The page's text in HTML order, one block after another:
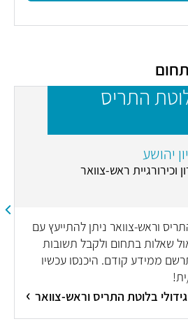
התריס
יהושע
וכירורגיית ראש-צוואר
וראש-צוואר ניתן להתייעץ עם
שאלות בתחום ולקבל תשובות
ממידע קודם. היכנסו עכשיו
בלוטת התריס וראש-צוואר